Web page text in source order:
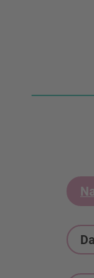
Terminliste